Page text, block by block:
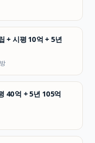
+ 시평 10억 + 5년
40억 + 5년 105억